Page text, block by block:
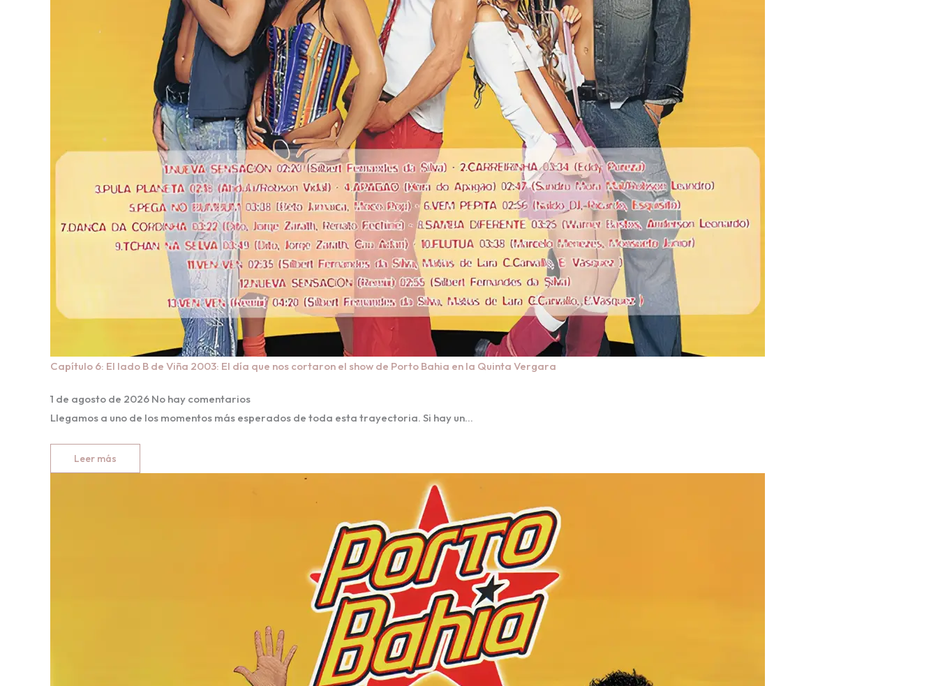
Capítulo 6: El lado B de Viña 2003: El día que nos cortaron el show de Porto Bahia en la Quinta Vergara
1 de agosto de 2026 No hay comentarios
Llegamos a uno de los momentos más esperados de toda esta trayectoria. Si hay un…
Leer más